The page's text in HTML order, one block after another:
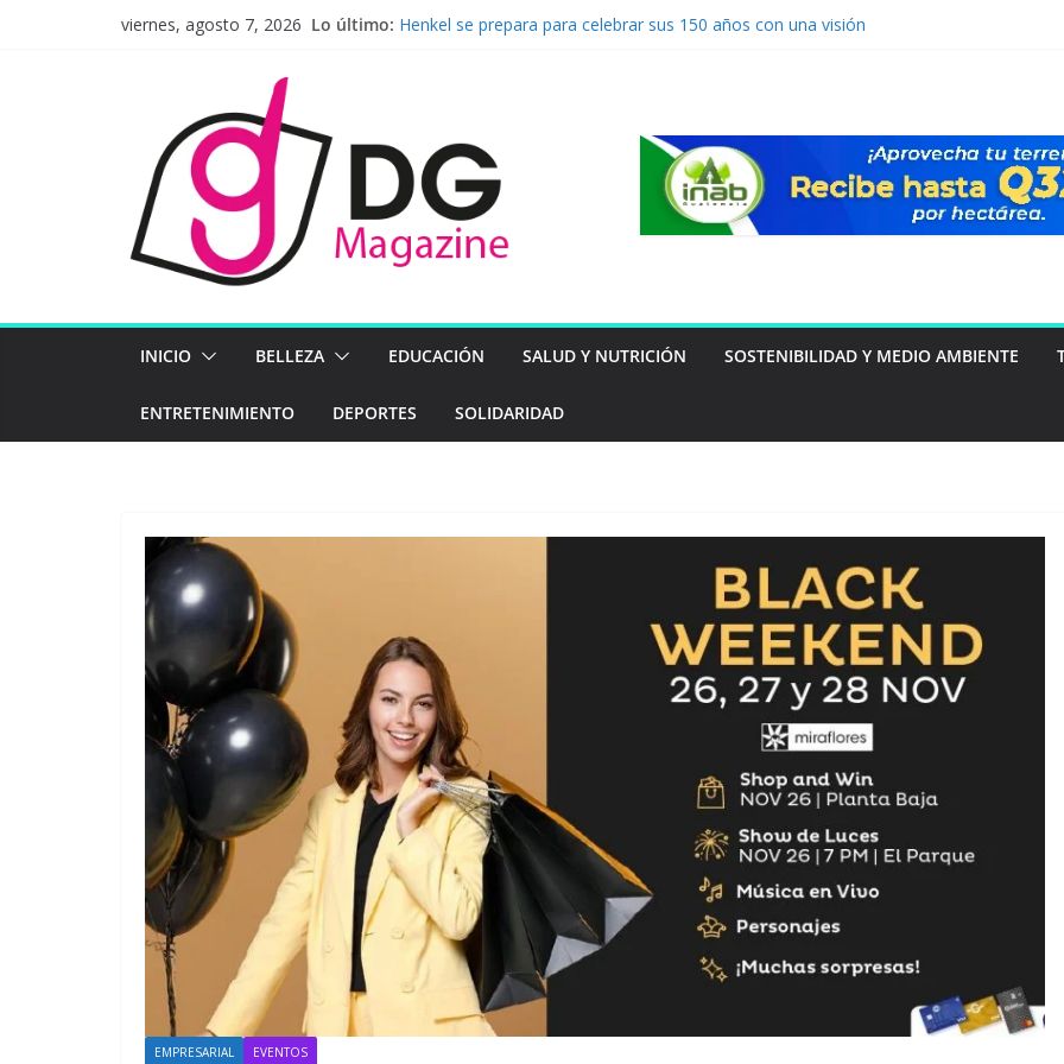
viernes, agosto 7, 2026 Lo último: Henkel se prepara para celebrar sus 150 años con una visión
BAC presenta sus resultados 2025 y amplía su impacto
económico, ambiental y social en Guatemala
Latinoamérica aporta 218 millones de euros al beneficio de
Mapfre en el primer semestre de 2026
INICIO BELLEZA EDUCACIÓN SALUD Y NUTRICIÓN SOSTENIBILIDAD Y MEDIO AMBIENTE
ENTRETENIMIENTO DEPORTES SOLIDARIDAD
EMPRESARIAL EVENTOS
EMPRESARIAL
Latinoamérica aporta
218 millones de euros
al beneficio de Mapfre
en el primer semestre
de 2026
agosto 5, 2026
EMPRESARIAL EVENTOS
Nueva ley de
prevención de lavado:
Guatemala apuesta
por la integridad como
ventaja competitiva
Ermi Fernandez